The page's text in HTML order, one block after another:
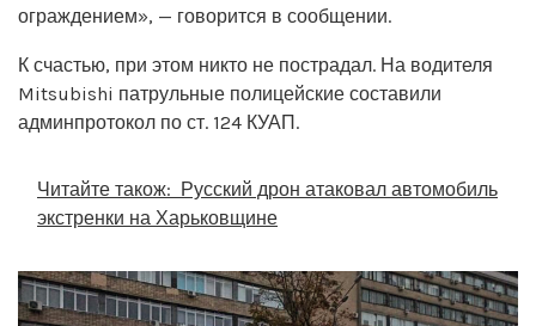
ограждением», — говорится в сообщении.
К счастью, при этом никто не пострадал. На водителя
Mitsubishi патрульные полицейские составили
админпротокол по ст. 124 КУАП.
Читайте також: Русский дрон атаковал автомобиль
экстренки на Харьковщине